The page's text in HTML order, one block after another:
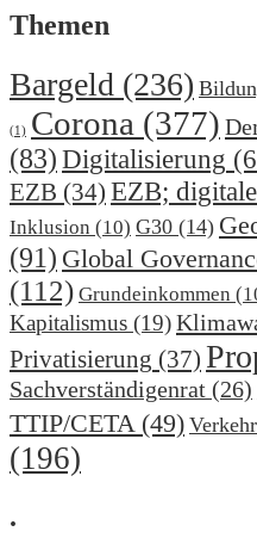
Themen
Bargeld (236)
(1) Corona (377)
(83) Digitalisierung
EZB (34) EZB;
Inklusion (10) G30 (14)
(91) Global
(112) Grundeinkommen
Kapitalismus (19)
Privatisierung (37)
Sachverständigenrat (26)
TTIP/CETA (49) Verkehr
(196)
.